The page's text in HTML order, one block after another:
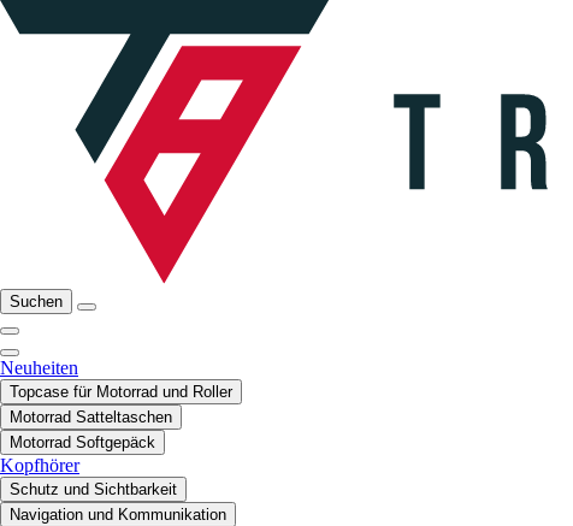
Suchen
Neuheiten
Topcase für Motorrad und Roller
Motorrad Satteltaschen
Motorrad Softgepäck
Kopfhörer
Schutz und Sichtbarkeit
Navigation und Kommunikation